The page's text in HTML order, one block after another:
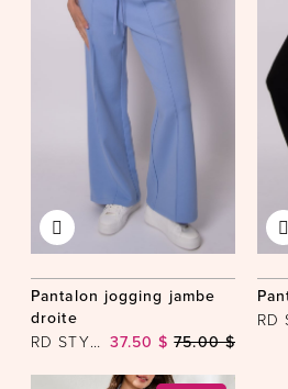
Pantalon jogging jambe
droite
RD STYLE 37.50 $ 75.00 $